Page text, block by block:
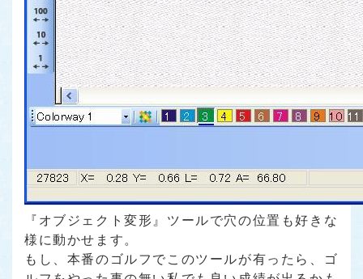
『オブジェクト変形』ツールで穴の位置も好きな
様に動かせます。
もし、本番のゴルフでこのツールが有ったら、ゴ